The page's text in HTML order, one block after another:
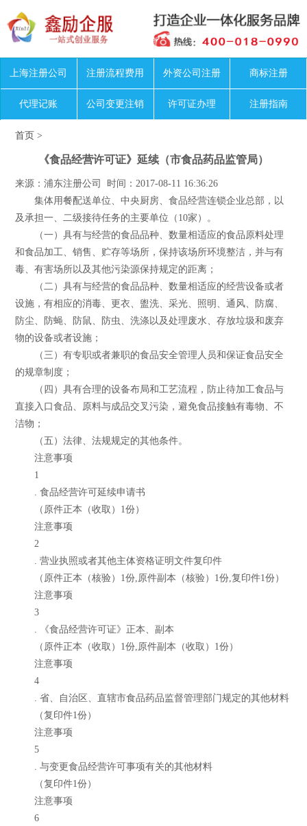
上海注册公司 注册流程费用 外资公司注册 商标注册
代理记账 公司变更注销 许可证办理 注册指南
首页 >
《食品经营许可证》延续（市食品药品监管局）
来源：浦东注册公司 时间：2017-08-11 16:36:26
集体用餐配送单位、中央厨房、食品经营连锁企业总部，以
及承担一、二级接待任务的主要单位（10家）。
（一）具有与经营的食品品种、数量相适应的食品原料处理
和食品加工、销售、贮存等场所，保持该场所环境整洁，并与有
毒、有害场所以及其他污染源保持规定的距离；
（二）具有与经营的食品品种、数量相适应的经营设备或者
设施，有相应的消毒、更衣、盥洗、采光、照明、通风、防腐、
防尘、防蝇、防鼠、防虫、洗涤以及处理废水、存放垃圾和废弃
物的设备或者设施；
（三）有专职或者兼职的食品安全管理人员和保证食品安全
的规章制度；
（四）具有合理的设备布局和工艺流程，防止待加工食品与
直接入口食品、原料与成品交叉污染，避免食品接触有毒物、不
洁物；
（五）法律、法规规定的其他条件。
注意事项
1
. 食品经营许可延续申请书
（原件正本（收取）1份）
注意事项
2
. 营业执照或者其他主体资格证明文件复印件
（原件正本（核验）1份,原件副本（核验）1份,复印件1份）
注意事项
3
. 《食品经营许可证》正本、副本
（原件正本（收取）1份,原件副本（收取）1份）
注意事项
4
. 省、自治区、直辖市食品药品监督管理部门规定的其他材料
（复印件1份）
注意事项
5
. 与变更食品经营许可事项有关的其他材料
（复印件1份）
注意事项
6